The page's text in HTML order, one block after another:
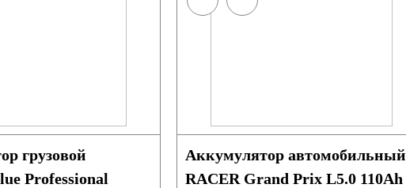
грузовой
Professional
Аккумулятор автомобильный
RACER Grand Prix L5.0 110Ah